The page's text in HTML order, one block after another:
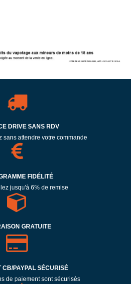
DRIVE SANS RDV
sans attendre votre commande
FIDÉLITÉ
jusqu'à 6% de remise
GRATUITE
CB/PAYPAL SÉCURISÉ
de paiement sont sécurisés